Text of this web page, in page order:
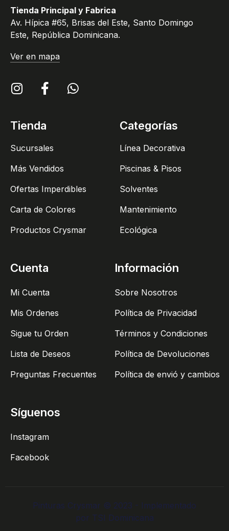
Tienda Principal y Fabrica
Av. Hípica #65, Brisas del Este, Santo Domingo
Este, República Dominicana.
Ver en mapa
Tienda
Sucursales
Más Vendidos
Ofertas Imperdibles
Carta de Colores
Productos Crysmar
Categorías
Línea Decorativa
Piscinas & Pisos
Solventes
Mantenimiento
Ecológica
Cuenta
Mi Cuenta
Mis Ordenes
Sigue tu Orden
Lista de Deseos
Preguntas Frecuentes
Información
Sobre Nosotros
Política de Privacidad
Términos y Condiciones
Política de Devoluciones
Política de envió y cambios
Síguenos
Instagram
Facebook
Pinturas Crysmar © 2023 - Implementado
por TSI Dominicana